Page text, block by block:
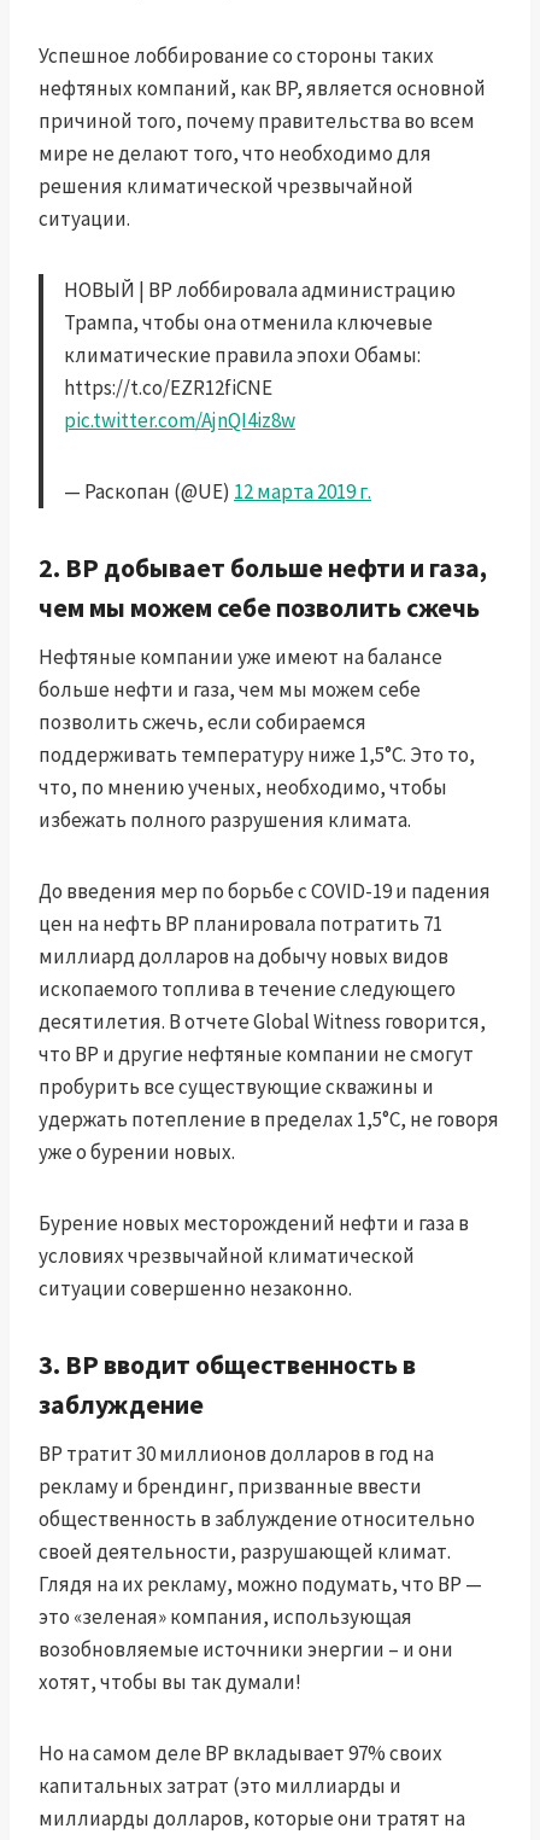
Успешное лоббирование со стороны таких
нефтяных компаний, как BP, является основной
причиной того, почему правительства во всем
мире не делают того, что необходимо для
решения климатической чрезвычайной
ситуации.
НОВЫЙ | BP лоббировала администрацию
Трампа, чтобы она отменила ключевые
климатические правила эпохи Обамы:
https://t.co/EZR12fiCNE
pic.twitter.com/AjnQI4iz8w
— Раскопан (@UE) 12 марта 2019 г.
2. BP добывает больше нефти и газа,
чем мы можем себе позволить сжечь
Нефтяные компании уже имеют на балансе
больше нефти и газа, чем мы можем себе
позволить сжечь, если собираемся
поддерживать температуру ниже 1,5°C. Это то,
что, по мнению ученых, необходимо, чтобы
избежать полного разрушения климата.
До введения мер по борьбе с COVID-19 и падения
цен на нефть BP планировала потратить 71
миллиард долларов на добычу новых видов
ископаемого топлива в течение следующего
десятилетия. В отчете Global Witness говорится,
что BP и другие нефтяные компании не смогут
пробурить все существующие скважины и
удержать потепление в пределах 1,5°C, не говоря
уже о бурении новых.
Бурение новых месторождений нефти и газа в
условиях чрезвычайной климатической
ситуации совершенно незаконно.
3. BP вводит общественность в
заблуждение
BP тратит 30 миллионов долларов в год на
рекламу и брендинг, призванные ввести
общественность в заблуждение относительно
своей деятельности, разрушающей климат.
Глядя на их рекламу, можно подумать, что BP —
это «зеленая» компания, использующая
возобновляемые источники энергии – и они
хотят, чтобы вы так думали!
Но на самом деле BP вкладывает 97% своих
капитальных затрат (это миллиарды и
миллиарды долларов, которые они тратят на